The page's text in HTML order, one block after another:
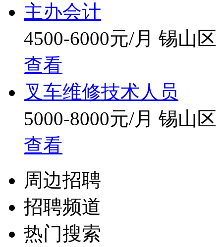
主办会计
4500-6000元/月 锡山区
查看
叉车维修技术人员
5000-8000元/月 锡山区
查看
周边招聘
招聘频道
热门搜索